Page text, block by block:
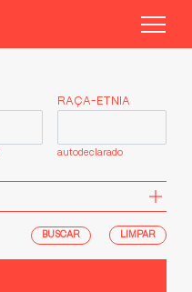
RAÇA-ETNIA
autodeclarado
LIMPAR